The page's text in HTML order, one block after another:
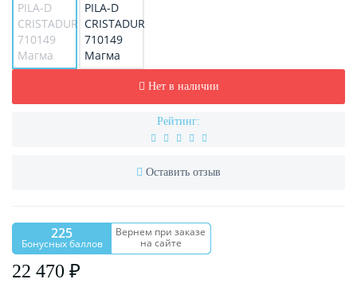
Нет в наличии
Рейтинг:
Оставить отзыв
225
Бонусных баллов
Вернем при заказе
на сайте
22 470 ₽